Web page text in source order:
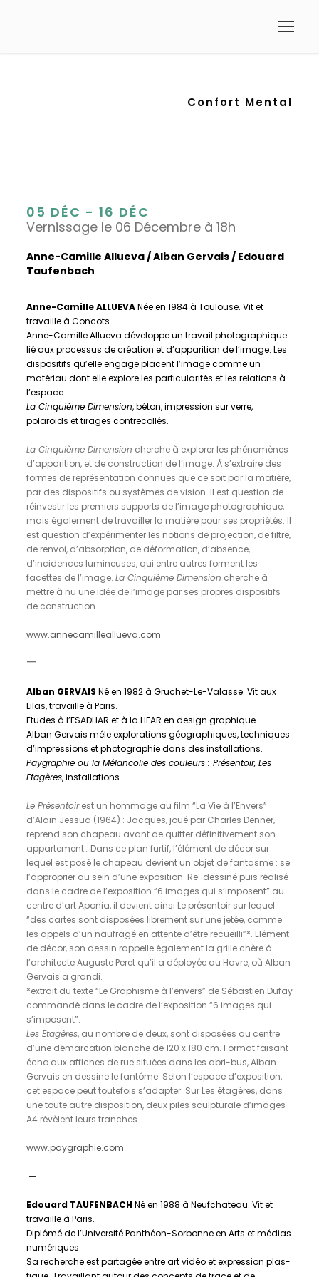
Confort Mental
05 DÉC - 16 DÉC
Vernissage le 06 Décembre à 18h
Anne-Camille Allueva / Alban Gervais / Edouard
Taufenbach
Anne-Camille ALLUEVANée en 1984 à Toulouse. Vit et
travaille à Concots.
Anne-Camille Allueva développe un travail photographique
lié aux processus de création et d’apparition de l’image. Les
dispositifs qu’elle engage placent l’image comme un
matériau dont elle explore les particularités et les relations à
l’espace.
La Cinquième Dimension, béton, impression sur verre,
polaroids et tirages contrecollés.
La Cinquième Dimension cherche à explorer les phénomènes
d’apparition, et de construction de l’image. À s’extraire des
formes de représentation connues que ce soit par la matière,
par des dispositifs ou systèmes de vision. Il est question de
réinvestir les premiers supports de l’image photographique,
mais également de travailler la matière pour ses propriétés. Il
est question d’expérimenter les notions de projection, de filtre,
de renvoi, d’absorption, de déformation, d’absence,
d’incidences lumineuses, qui entre autres forment les
facettes de l’image. La Cinquième Dimension cherche à
mettre à nu une idée de l’image par ses propres dispositifs
de construction.
www.annecamilleallueva.com
—
Alban GERVAIS Né en 1982 à Gruchet-Le-Valasse. Vit aux
Lilas, travaille à Paris.
Etudes à l’ESADHAR et à la HEAR en design graphique.
Alban Gervais mêle explorations géographiques, techniques
d’impressions et photographie dans des installations.
Paygraphie ou la Mélancolie des couleurs : Présentoir, Les
Etagères, installations.
Le Présentoirest un hommage au film “La Vie à l’Envers”
d’Alain Jessua (1964) : Jacques, joué par Charles Denner,
reprend son chapeau avant de quitter définitivement son
appartement… Dans ce plan furtif, l’élément de décor sur
lequel est posé le chapeau devient un objet de fantasme : se
l’approprier au sein d’une exposition. Re-dessiné puis réalisé
dans le cadre de l’exposition “6 images qui s’imposent” au
centre d’art Aponia, il devient ainsi Le présentoir sur lequel
“des cartes sont disposées librement sur une jetée, comme
les appels d’un naufragé en attente d’être recueilli”*. Elément
de décor, son dessin rappelle également la grille chère à
l’architecte Auguste Peret qu’il a déployée au Havre, où Alban
Gervais a grandi.
*extrait du texte “Le Graphisme à l’envers” de Sébastien Dufay
commandé dans le cadre de l’exposition “6 images qui
s’imposent”.
Les Etagères, au nombre de deux, sont disposées au centre
d’une démarcation blanche de 120 x 180 cm. Format faisant
écho aux affiches de rue situées dans les abri-bus, Alban
Gervais en dessine le fantôme. Selon l’espace d’exposition,
cet espace peut toutefois s’adapter. Sur Les étagères, dans
une toute autre disposition, deux piles sculpturale d’images
A4 révèlent leurs tranches.
www.paygraphie.com
—
Edouard TAUFENBACHNé en 1988 à Neufchateau. Vit et
travaille à Paris.
Diplômé de l’Uni­ver­sité Panthéon-Sorbonne en Arts et médias
numé­riques.
Sa recherche est parta­gée entre art vidéo et expres­sion plas­